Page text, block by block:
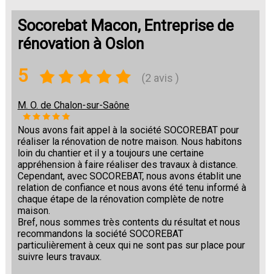
Socorebat Macon, Entreprise de
rénovation à Oslon
5 (2 avis )
M. O. de Chalon-sur-Saône
Nous avons fait appel à la société SOCOREBAT pour
réaliser la rénovation de notre maison. Nous habitons
loin du chantier et il y a toujours une certaine
appréhension à faire réaliser des travaux à distance.
Cependant, avec SOCOREBAT, nous avons établit une
relation de confiance et nous avons été tenu informé à
chaque étape de la rénovation complète de notre
maison.
Bref, nous sommes très contents du résultat et nous
recommandons la société SOCOREBAT
particulièrement à ceux qui ne sont pas sur place pour
suivre leurs travaux.